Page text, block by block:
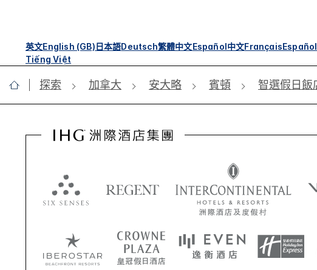
英文English (GB)日本語Deutsch繁體中文Español中文Français
Tiếng Việt
探索 加拿大 安大略 賓頓 智選假日飯